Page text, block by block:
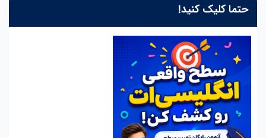
حتما کلیک کنید!